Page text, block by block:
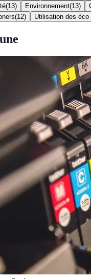
(13) Environnement(13)
(12) Utilisation des éco